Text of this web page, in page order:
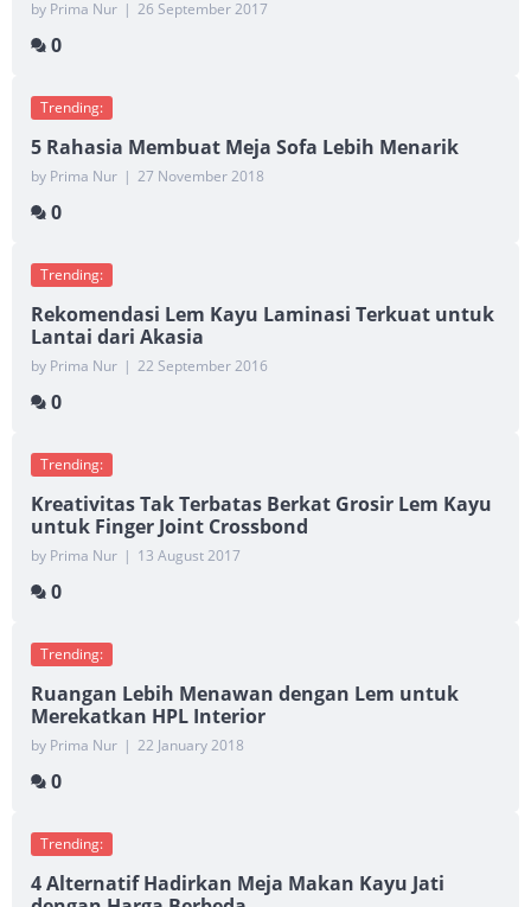
by Prima Nur | 26 September 2017
0
Trending:
5 Rahasia Membuat Meja Sofa Lebih Menarik
by Prima Nur | 27 November 2018
0
Trending:
Rekomendasi Lem Kayu Laminasi Terkuat untuk
Lantai dari Akasia
by Prima Nur | 22 September 2016
0
Trending:
Kreativitas Tak Terbatas Berkat Grosir Lem Kayu
untuk Finger Joint Crossbond
by Prima Nur | 13 August 2017
0
Trending:
Ruangan Lebih Menawan dengan Lem untuk
Merekatkan HPL Interior
by Prima Nur | 22 January 2018
0
Trending:
4 Alternatif Hadirkan Meja Makan Kayu Jati